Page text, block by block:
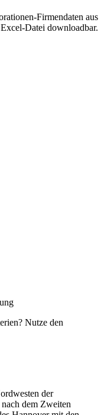
-Firmendaten aus
Datei downloadbar.
Nutze den
der
dem Zweiten